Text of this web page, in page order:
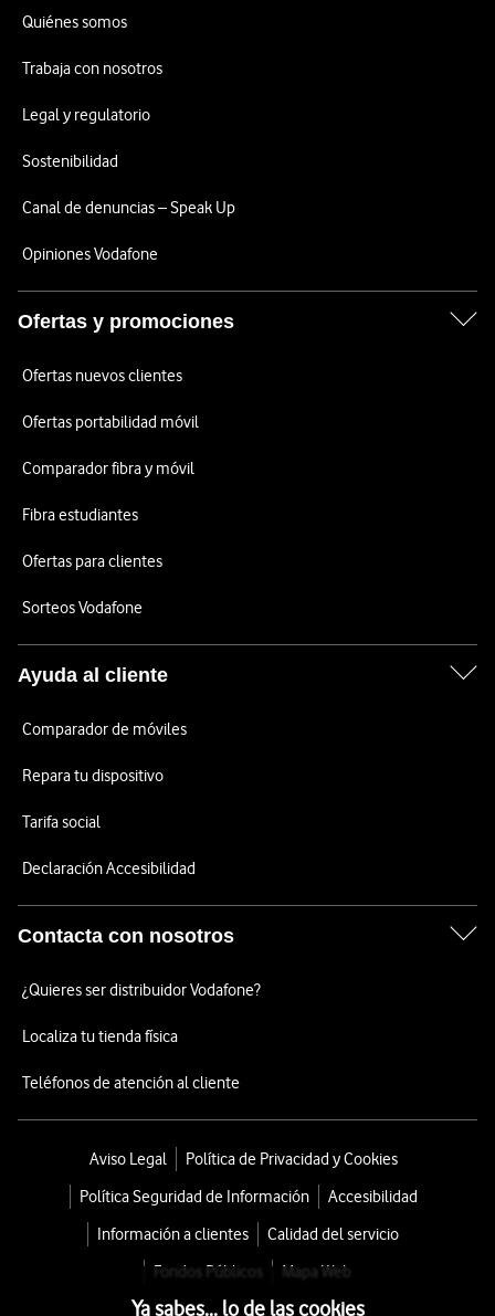
Quiénes somos
Trabaja con nosotros
Legal y regulatorio
Sostenibilidad
Canal de denuncias – Speak Up
Opiniones Vodafone
Ofertas y promociones
Ofertas nuevos clientes
Ofertas portabilidad móvil
Comparador fibra y móvil
Fibra estudiantes
Ofertas para clientes
Sorteos Vodafone
Ayuda al cliente
Comparador de móviles
Repara tu dispositivo
Tarifa social
Declaración Accesibilidad
Contacta con nosotros
¿Quieres ser distribuidor Vodafone?
Localiza tu tienda física
Teléfonos de atención al cliente
Aviso Legal
Política de Privacidad y Cookies
Política Seguridad de Información
Accesibilidad
Información a clientes
Calidad del servicio
Fondos Públicos
Mapa Web
Ya sabes... lo de las cookies